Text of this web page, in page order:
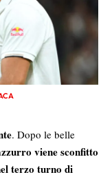
. Dopo le belle
viene sconfitto
terzo turno di